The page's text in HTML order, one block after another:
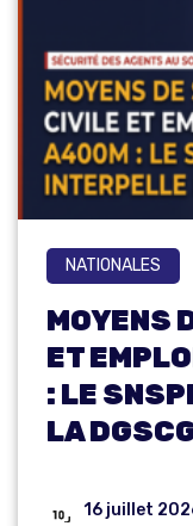
NATIONALES
MOYENS
ET
: LE
LA
16 juillet